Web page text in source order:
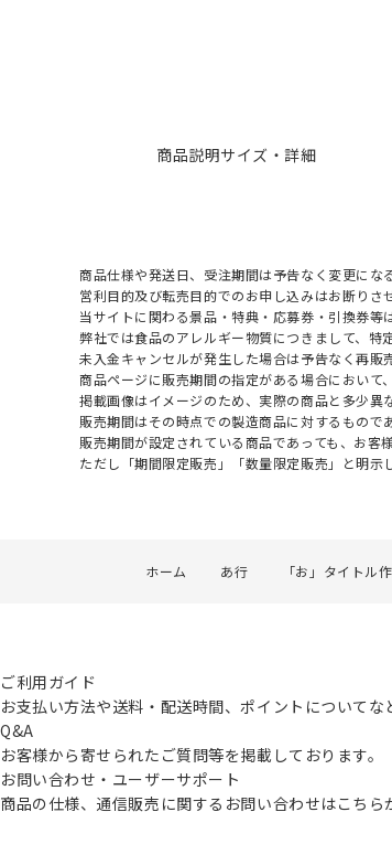
商品説明サイズ・詳細
商品仕様や発送日、受注期間は予告なく変更にな
営利目的及び転売目的でのお申し込みはお断りさ
当サイトに関わる景品・特典・応募券・引換券等
弊社では食品のアレルギー物質につきまして、特
未入金キャンセルが発生した場合は予告なく再販
商品ページに販売期間の指定がある場合において
掲載画像はイメージのため、実際の商品と多少異
販売期間はその時点での製造商品に対するもので
販売期間が設定されている商品であっても、お客
ただし「期間限定販売」「数量限定販売」と明示
ホーム あ行 「お」タイトル
ご利用ガイド
お支払い方法や送料・配送時間、ポイントについて
Q&A
お客様から寄せられたご質問等を掲載しております。
お問い合わせ・ユーザーサポート
商品の仕様、通信販売に関するお問い合わせはこちら